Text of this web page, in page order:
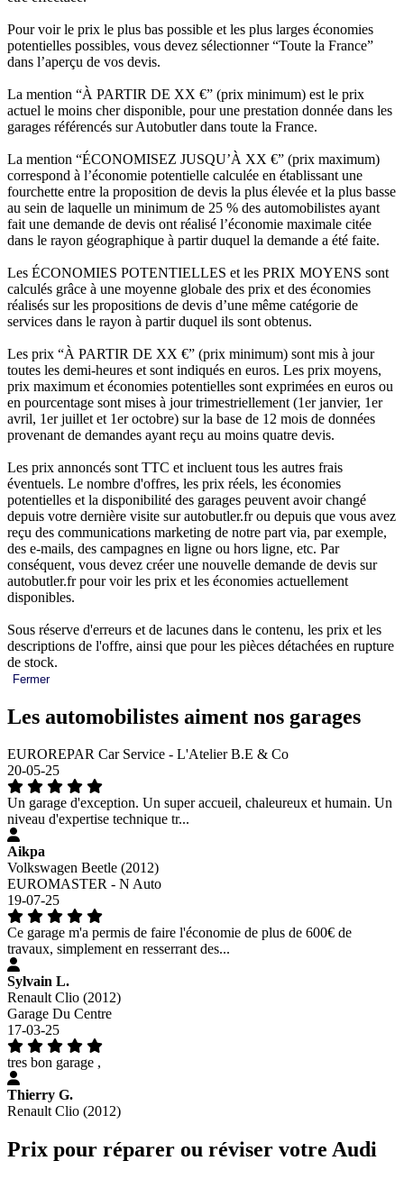
Pour voir le prix le plus bas possible et les plus larges économies
potentielles possibles, vous devez sélectionner “Toute la France”
dans l’aperçu de vos devis.
La mention “À PARTIR DE XX €” (prix minimum) est le prix
actuel le moins cher disponible, pour une prestation donnée dans les
garages référencés sur Autobutler dans toute la France.
La mention “ÉCONOMISEZ JUSQU’À XX €” (prix maximum)
correspond à l’économie potentielle calculée en établissant une
fourchette entre la proposition de devis la plus élevée et la plus basse
au sein de laquelle un minimum de 25 % des automobilistes ayant
fait une demande de devis ont réalisé l’économie maximale citée
dans le rayon géographique à partir duquel la demande a été faite.
Les ÉCONOMIES POTENTIELLES et les PRIX MOYENS sont
calculés grâce à une moyenne globale des prix et des économies
réalisés sur les propositions de devis d’une même catégorie de
services dans le rayon à partir duquel ils sont obtenus.
Les prix “À PARTIR DE XX €” (prix minimum) sont mis à jour
toutes les demi-heures et sont indiqués en euros. Les prix moyens,
prix maximum et économies potentielles sont exprimées en euros ou
en pourcentage sont mises à jour trimestriellement (1er janvier, 1er
avril, 1er juillet et 1er octobre) sur la base de 12 mois de données
provenant de demandes ayant reçu au moins quatre devis.
Les prix annoncés sont TTC et incluent tous les autres frais
éventuels. Le nombre d'offres, les prix réels, les économies
potentielles et la disponibilité des garages peuvent avoir changé
depuis votre dernière visite sur autobutler.fr ou depuis que vous avez
reçu des communications marketing de notre part via, par exemple,
des e-mails, des campagnes en ligne ou hors ligne, etc. Par
conséquent, vous devez créer une nouvelle demande de devis sur
autobutler.fr pour voir les prix et les économies actuellement
disponibles.
Sous réserve d'erreurs et de lacunes dans le contenu, les prix et les
descriptions de l'offre, ainsi que pour les pièces détachées en rupture
de stock.
Fermer
Les automobilistes aiment nos garages
EUROREPAR Car Service - L'Atelier B.E & Co
20-05-25
Un garage d'exception. Un super accueil, chaleureux et humain. Un
niveau d'expertise technique tr...
Aikpa
Volkswagen Beetle (2012)
EUROMASTER - N Auto
19-07-25
Ce garage m'a permis de faire l'économie de plus de 600€ de
travaux, simplement en resserrant des...
Sylvain L.
Renault Clio (2012)
Garage Du Centre
17-03-25
tres bon garage ,
Thierry G.
Renault Clio (2012)
Prix pour réparer ou réviser votre Audi